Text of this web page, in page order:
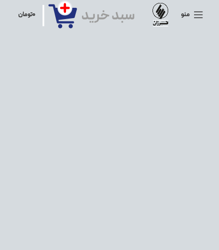
منو ۰تومان